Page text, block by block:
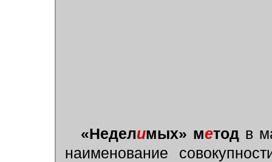
«Неделимых» метод в
наименование